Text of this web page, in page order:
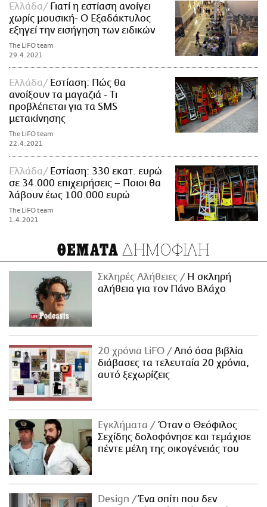
Ελλάδα
Γιατί η εστίαση ανοίγει
χωρίς μουσική- Ο Εξαδάκτυλος
εξηγεί την εισήγηση των ειδικών
The LiFO team
29.4.2021
Ελλάδα
Εστίαση: Πώς θα
ανοίξουν τα μαγαζιά - Τι
προβλέπεται για τα SMS
μετακίνησης
The LiFO team
22.4.2021
Ελλάδα
Εστίαση: 330 εκατ. ευρώ
σε 34.000 επιχειρήσεις – Ποιοι θα
λάβουν έως 100.000 ευρώ
The LiFO team
1.4.2021
ΘΕΜΑΤΑ ΔΗΜΟΦΙΛΗ
Σκληρές Αλήθειες
H σκληρή
αλήθεια για τον Πάνο Βλάχο
20 χρόνια LiFO
Από όσα βιβλία
διάβασες τα τελευταία 20 χρόνια,
αυτό ξεχωρίζεις
Εγκλήματα
Όταν ο Θεόφιλος
Σεχίδης δολοφόνησε και τεμάχισε
πέντε μέλη της οικογένειάς του
Design
Ένα σπίτι που δεν